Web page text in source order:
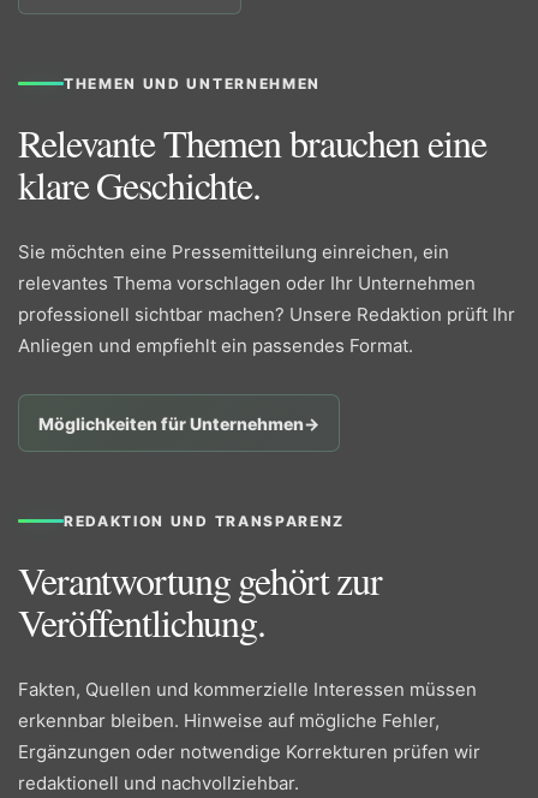
THEMEN UND UNTERNEHMEN
Relevante Themen brauchen eine
klare Geschichte.
Sie möchten eine Pressemitteilung einreichen, ein
relevantes Thema vorschlagen oder Ihr Unternehmen
professionell sichtbar machen? Unsere Redaktion prüft Ihr
Anliegen und empfiehlt ein passendes Format.
Möglichkeiten für Unternehmen→
REDAKTION UND TRANSPARENZ
Verantwortung gehört zur
Veröffentlichung.
Fakten, Quellen und kommerzielle Interessen müssen
erkennbar bleiben. Hinweise auf mögliche Fehler,
Ergänzungen oder notwendige Korrekturen prüfen wir
redaktionell und nachvollziehbar.